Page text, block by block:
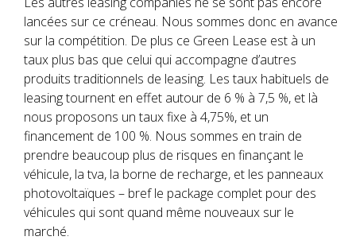
lancées sur ce créneau. Nous sommes donc en avance
sur la compétition. De plus ce Green Lease est à un
taux plus bas que celui qui accompagne d’autres
produits traditionnels de leasing. Les taux habituels de
leasing tournent en effet autour de 6 % à 7,5 %, et là
nous proposons un taux fixe à 4,75%, et un
financement de 100 %. Nous sommes en train de
prendre beaucoup plus de risques en finançant le
véhicule, la tva, la borne de recharge, et les panneaux
photovoltaïques – bref le package complet pour des
véhicules qui sont quand même nouveaux sur le
marché.